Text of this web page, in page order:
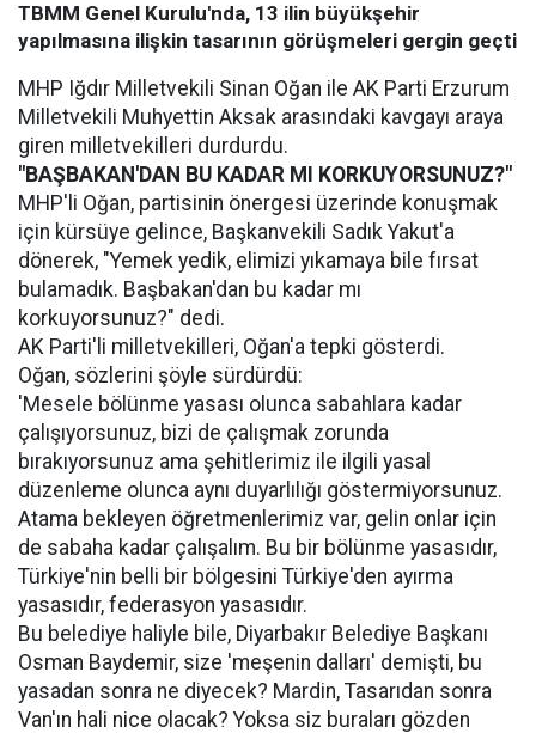
TBMM Genel Kurulu'nda, 13 ilin büyükşehir
yapılmasına ilişkin tasarının görüşmeleri gergin geçti
MHP Iğdır Milletvekili Sinan Oğan ile AK Parti Erzurum
Milletvekili Muhyettin Aksak arasındaki kavgayı araya
giren milletvekilleri durdurdu.
"BAŞBAKAN'DAN BU KADAR MI KORKUYORSUNUZ?"
MHP'li Oğan, partisinin önergesi üzerinde konuşmak
için kürsüye gelince, Başkanvekili Sadık Yakut'a
dönerek, "Yemek yedik, elimizi yıkamaya bile fırsat
bulamadık. Başbakan'dan bu kadar mı
korkuyorsunuz?" dedi.
AK Parti'li milletvekilleri, Oğan'a tepki gösterdi.
Oğan, sözlerini şöyle sürdürdü:
'Mesele bölünme yasası olunca sabahlara kadar
çalışıyorsunuz, bizi de çalışmak zorunda
bırakıyorsunuz ama şehitlerimiz ile ilgili yasal
düzenleme olunca aynı duyarlılığı göstermiyorsunuz.
Atama bekleyen öğretmenlerimiz var, gelin onlar için
de sabaha kadar çalışalım. Bu bir bölünme yasasıdır,
Türkiye'nin belli bir bölgesini Türkiye'den ayırma
yasasıdır, federasyon yasasıdır.
Bu belediye haliyle bile, Diyarbakır Belediye Başkanı
Osman Baydemir, size 'meşenin dalları' demişti, bu
yasadan sonra ne diyecek? Mardin, Tasarıdan sonra
Van'ın hali nice olacak? Yoksa siz buraları gözden